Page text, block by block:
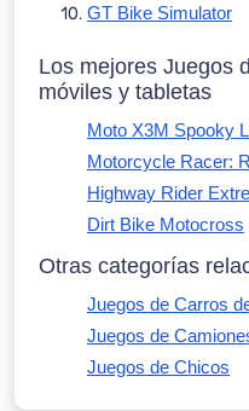
GT Bike Simulator
Los mejores Juegos
móviles y tabletas
Moto X3M Spooky
Motorcycle Racer:
Highway Rider
Dirt Bike Motocross
Otras categorías
Juegos de Carros
Juegos de
Juegos de Chicos